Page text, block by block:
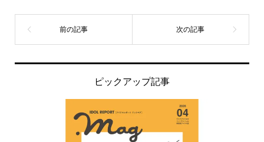
ピックアップ記事